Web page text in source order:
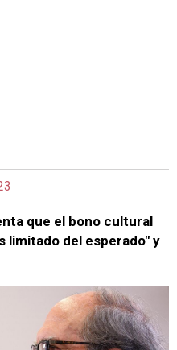
que el bono cultural
limitado del esperado" y